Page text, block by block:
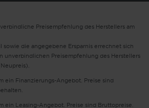
Preisempfehlung des Herstellers am
sowie die angegebene Ersparnis errechnet sich
unverbindlichen Preisempfehlung des Herstellers
ein Finanzierungs-Angebot. Preise sind
ein Leasing-Angebot. Preise sind Bruttopreise.